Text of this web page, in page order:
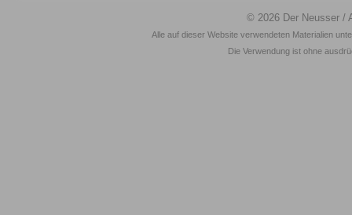
© 2026 Der Neusser /
Alle auf dieser Website verwendeten Materialien
Die Verwendung ist ohne